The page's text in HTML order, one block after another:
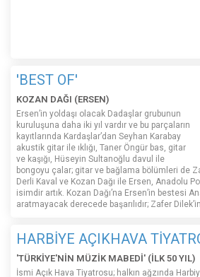
'BEST OF'
KOZAN DAĞI (ERSEN)
Ersen’in yoldaşı olacak Dadaşlar grubunun
kuruluşuna daha iki yıl vardır ve bu parçaların
kayıtlarında Kardaşlar’dan Seyhan Karabay
akustik gitar ile ıklığı, Taner Öngür bas, gitar
ve kaşığı, Hüseyin Sultanoğlu davul ile
bongoyu çalar; gitar ve bağlama bölümleri de
Derli Kaval ve Kozan Dağı ile Ersen, Anadolu
isimdir artık. Kozan Dağı’na Ersen’in bestesi
aratmayacak derecede başarılıdır; Zafer
HARBİYE AÇIKHAVA
'TÜRKİYE'NİN MÜZİK MABEDİ' (İLK 50 YIL)
İsmi Açık Hava Tiyatrosu; halkın ağzında